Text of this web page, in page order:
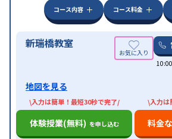
コース内容
コース料金
新瑞橋教室
地図を見る
\入力は簡単！最短30秒で完了/
体験授業(無料) を申し込む
\入力は
料金